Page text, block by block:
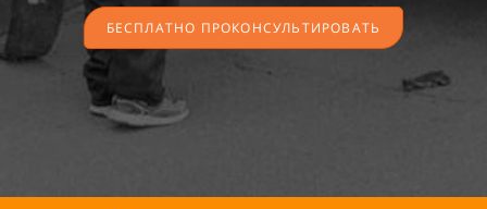
БЕСПЛАТНО ПРОКОНСУЛЬТИРОВАТЬ